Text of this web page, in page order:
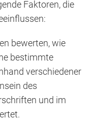
Faktoren, die
bewerten, wie
bestimmte
verschiedener
des
und im